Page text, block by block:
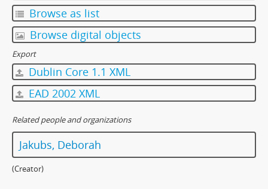
Browse as list
Browse digital objects
Export
Dublin Core 1.1 XML
EAD 2002 XML
Related people and organizations
Jakubs, Deborah
(Creator)